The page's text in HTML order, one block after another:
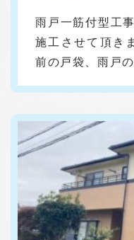
雨戸一筋付型工
施工させて頂き
前の戸袋、雨戸